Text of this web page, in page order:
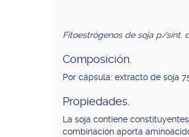
Fitoestrógenos de soja p/sínt.
Composición.
Por cápsula: extracto de soja
Propiedades.
La soja contiene
combinación aporta